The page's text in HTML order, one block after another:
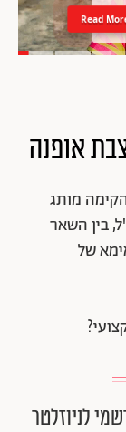
Read
מותג
בין השאר
של
לניוזלטר